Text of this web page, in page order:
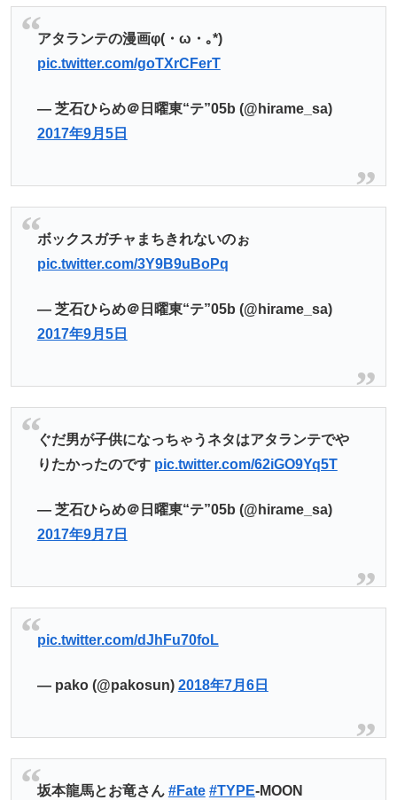
アタランテの漫画φ(・ω・｡*)
pic.twitter.com/goTXrCFerT
— 芝石ひらめ＠日曜東“テ”05b (@hirame_sa)
2017年9月5日
ボックスガチャまちきれないのぉ
pic.twitter.com/3Y9B9uBoPq
— 芝石ひらめ＠日曜東“テ”05b (@hirame_sa)
2017年9月5日
ぐだ男が子供になっちゃうネタはアタランテでや
りたかったのです pic.twitter.com/62iGO9Yq5T
— 芝石ひらめ＠日曜東“テ”05b (@hirame_sa)
2017年9月7日
pic.twitter.com/dJhFu70foL
— pako (@pakosun) 2018年7月6日
坂本龍馬とお竜さん #Fate #TYPE-MOON